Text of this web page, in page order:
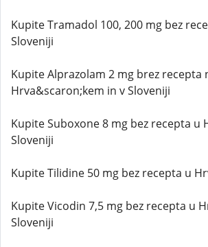
Kupite Tramadol 100, 200 mg bez
Sloveniji
Kupite Alprazolam 2 mg brez recepta
Hrva&scaron;kem in v Sloveniji
Kupite Suboxone 8 mg bez recepta u
Sloveniji
Kupite Tilidine 50 mg bez recepta u
Kupite Vicodin 7,5 mg bez recepta u
Sloveniji